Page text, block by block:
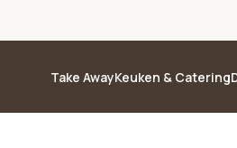
Take AwayKeuken & Catering